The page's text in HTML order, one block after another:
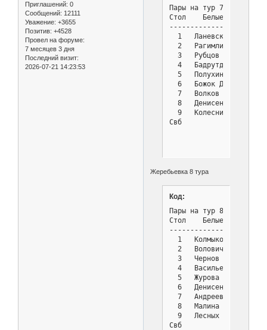
Приглашений: 0
Сообщений: 12111
Уважение: +3655
Позитив: +4528
Провел на форуме:
7 месяцев 3 дня
Последний визит:
2026-07-21 14:23:53
Пары на тур 7 - Турнир
Стол    Белые
1   Ланевский
2   Рагимли Дениз
3   Рубцов Виктор
4   Бадрутдинова
5   Полухин
6   Божок Дмитрий
7   Волков Кирилл
8   Денисенко
9   Колесников
Свб            : 17
Жеребьевка 8 тура
Код:
Пары на тур 8 - Турнир
Стол    Белые
1   Колмыков
2   Волович
3   Чернов
4   Васильев Илья
5   Журова Анна
6   Денисенко
7   Андреев
8   Малина Софья
9   Лесных Жанна
Свб            : 10